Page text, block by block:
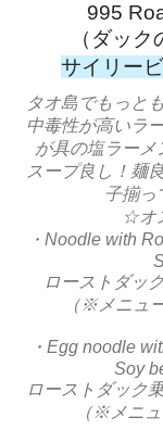
995
（ダック
サイリー
タオ島でもっと
中毒性が高いラ
が具の塩ラーメ
スープ良し！麺
子揃っ
☆オ
・Noodle with
ローストダッ
（※メニュ
・Egg noodle
Soy
ローストダック
（※メニ